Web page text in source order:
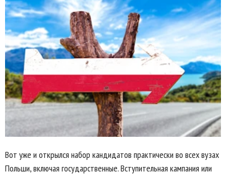
Вот уже и открылся набор кандидатов практически во всех вузах
Польши, включая государственные. Вступительная кампания или